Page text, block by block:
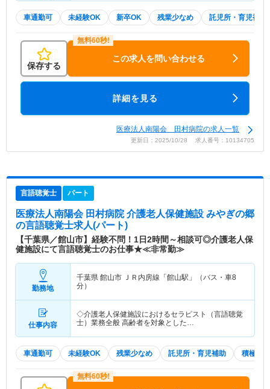
車通勤可 未経験OK 新卒OK 残業少なめ 託児所・育児補助
保存する
この求人を問い合わせる
詳細を見る
医療法人南陽会 田村病院の求人一覧
更新日：2025/10/28 求人番号：10134705
言語聴覚士 パート
医療法人南陽会 田村病院 介護老人保健施設 みやぎの郷
の言語聴覚士求人(パート)
【千葉県／館山市】経験不問！1日2時間～相談可◎介護老人保
健施設にて言語聴覚士のお仕事★≪非常勤≫
勤務地
千葉県 館山市 ＪＲ内房線「館山駅」（バス・車8
分）
仕事内容
◇介護老人保健施設におけるセラピスト（言語聴覚
士）業務全般 高齢者を対象とした…
車通勤可 未経験OK 残業少なめ 託児所・育児補助 積極採